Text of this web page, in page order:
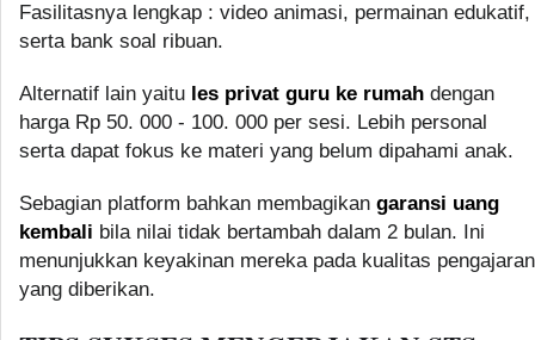
Fasilitasnya lengkap : video animasi, permainan edukatif,
serta bank soal ribuan.
Alternatif lain yaitu les privat guru ke rumah dengan
harga Rp 50. 000 - 100. 000 per sesi. Lebih personal
serta dapat fokus ke materi yang belum dipahami anak.
Sebagian platform bahkan membagikan garansi uang
kembali bila nilai tidak bertambah dalam 2 bulan. Ini
menunjukkan keyakinan mereka pada kualitas pengajaran
yang diberikan.